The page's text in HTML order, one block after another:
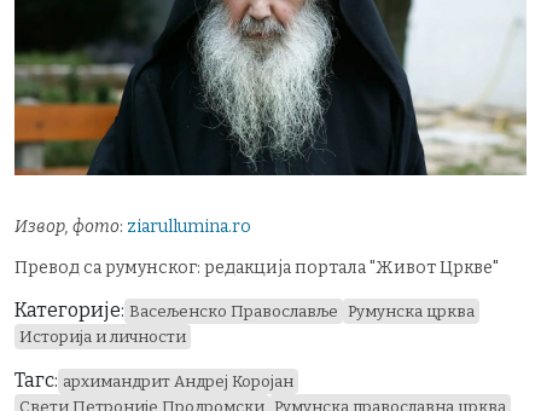
Извор, фото: ziarullumina.ro
Превод са румунског: редакција портала "Живот Цркве"
Категорије: Васељенско Православље Румунска црква
Историја и личности
Тагс: архимандрит Андреј Коројан
Свети Петроније Продромски Румунска православна црква